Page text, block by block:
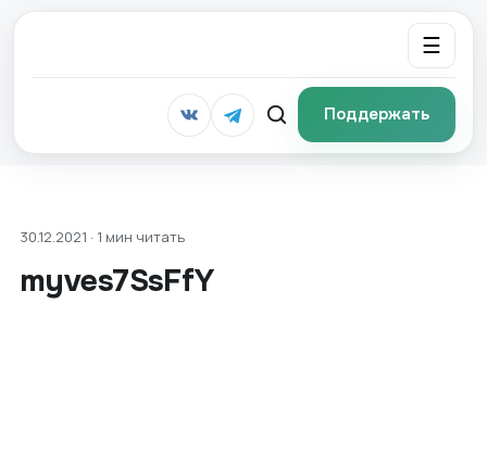
☰
Поддержать
30.12.2021 · 1 мин читать
myves7SsFfY